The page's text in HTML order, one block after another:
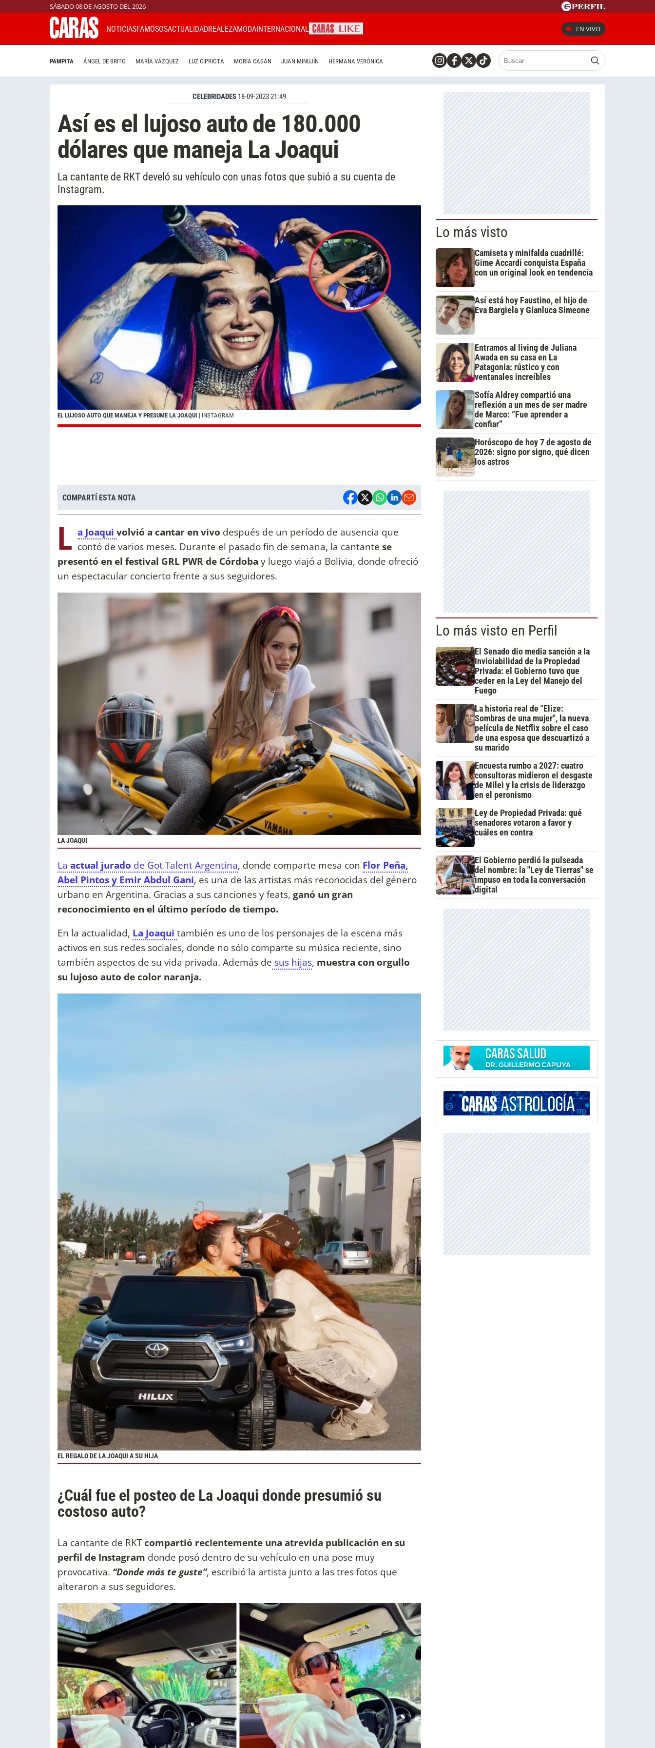
SÁBADO 08 DE AGOSTO DEL 2026
NOTICIASFAMOSOSACTUALIDADREALEZAMODAINTERNACIONAL EN VIVO
PAMPITA ÁNGEL DE BRITO MARÍA VÁZQUEZ LUZ CIPRIOTA MORIA CASÁN JUAN MINUJÍN HERMANA VERÓNICA
CELEBRIDADES 18-09-2023 21:49
Así es el lujoso auto de 180.000
dólares que maneja La Joaqui
La cantante de RKT develó su vehículo con unas fotos que subió a su cuenta de
Instagram.
EL LUJOSO AUTO QUE MANEJA Y PRESUME LA JOAQUI | INSTAGRAM
COMPARTÍ ESTA NOTA
L a Joaqui volvió a cantar en vivo después de un período de ausencia que
contó de varios meses. Durante el pasado fin de semana, la cantante se
presentó en el festival GRL PWR de Córdoba y luego viajó a Bolivia, donde ofreció
un espectacular concierto frente a sus seguidores.
LA JOAQUI
La actual jurado de Got Talent Argentina, donde comparte mesa con Flor Peña,
Abel Pintos y Emir Abdul Gani, es una de las artistas más reconocidas del género
urbano en Argentina. Gracias a sus canciones y feats, ganó un gran
reconocimiento en el último período de tiempo.
En la actualidad, La Joaqui también es uno de los personajes de la escena más
activos en sus redes sociales, donde no sólo comparte su música reciente, sino
también aspectos de su vida privada. Además de sus hijas, muestra con orgullo
su lujoso auto de color naranja.
EL REGALO DE LA JOAQUI A SU HIJA
¿Cuál fue el posteo de La Joaqui donde presumió su
costoso auto?
La cantante de RKTcompartió recientemente una atrevida publicación en su
perfil de Instagram donde posó dentro de su vehículo en una pose muy
provocativa. “Donde más te guste”, escribió la artista junto a las tres fotos que
alteraron a sus seguidores.
Lo más visto
Camiseta y minifalda cuadrillé:
Gime Accardi conquista España
con un original look en tendencia
Así está hoy Faustino, el hijo de
Eva Bargiela y Gianluca Simeone
Entramos al living de Juliana
Awada en su casa en La
Patagonia: rústico y con
ventanales increíbles
Sofía Aldrey compartió una
reflexión a un mes de ser madre
de Marco: “Fue aprender a
confiar”
Horóscopo de hoy 7 de agosto de
2026: signo por signo, qué dicen
los astros
Lo más visto en Perfil
El Senado dio media sanción a la
Inviolabilidad de la Propiedad
Privada: el Gobierno tuvo que
ceder en la Ley del Manejo del
Fuego
La historia real de "Elize:
Sombras de una mujer", la nueva
película de Netflix sobre el caso
de una esposa que descuartizó a
su marido
Encuesta rumbo a 2027: cuatro
consultoras midieron el desgaste
de Milei y la crisis de liderazgo
en el peronismo
Ley de Propiedad Privada: qué
senadores votaron a favor y
cuáles en contra
El Gobierno perdió la pulseada
del nombre: la "Ley de Tierras" se
impuso en toda la conversación
digital